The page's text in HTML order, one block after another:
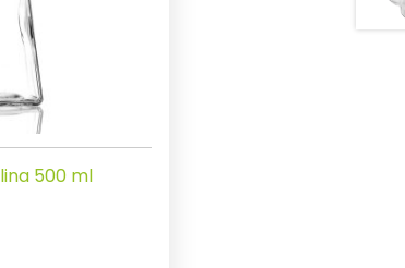
500 ml